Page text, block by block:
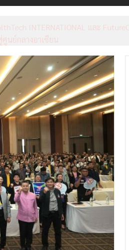
จัด Food & Hospitality Thailand